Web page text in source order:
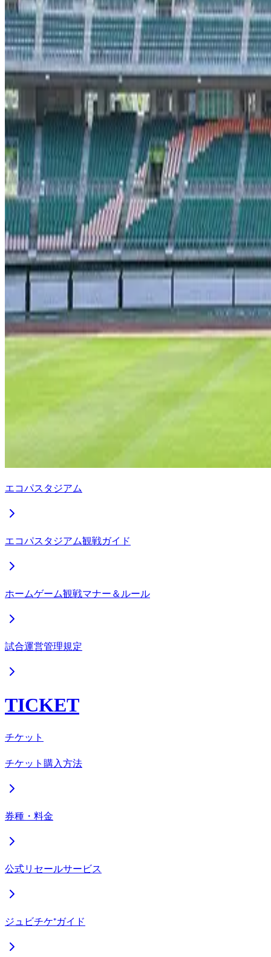
エコパスタジアム
エコパスタジアム観戦ガイド
ホームゲーム観戦マナー＆ルール
試合運営管理規定
TICKET
チケット
チケット購入方法
券種・料金
公式リセールサービス
ジュビチケ⁺ガイド